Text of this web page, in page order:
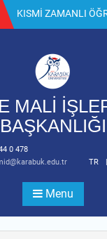
KISMİ ZAMANLI
ALIM İLANI
Toplu İş Sözleşmesi
MALİ
BAŞKANLIĞI
0 478
|
TR
Menu